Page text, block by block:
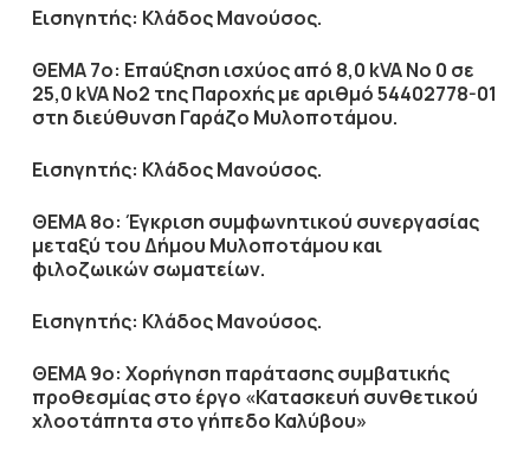
Εισηγητής: Κλάδος Μανούσος.
ΘΕΜΑ 7ο: Επαύξηση ισχύος από 8,0 kVA Νο 0 σε
25,0 kVA Νο2 της Παροχής με αριθμό 54402778-01
στη διεύθυνση Γαράζο Μυλοποτάμου.
Εισηγητής: Κλάδος Μανούσος.
ΘΕΜΑ 8ο: Έγκριση συμφωνητικού συνεργασίας
μεταξύ του Δήμου Μυλοποτάμου και
φιλοζωικών σωματείων.
Εισηγητής: Κλάδος Μανούσος.
ΘΕΜΑ 9ο: Χορήγηση παράτασης συμβατικής
προθεσμίας στο έργο «Κατασκευή συνθετικού
χλοοτάπητα στο γήπεδο Καλύβου»